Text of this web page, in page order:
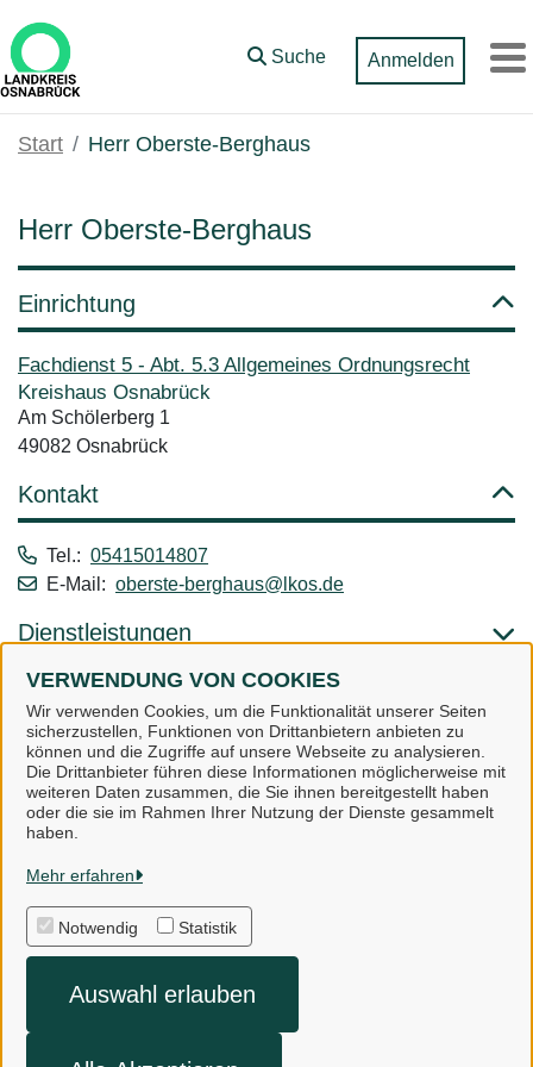
Zum Hauptinhalt springen
VERWENDUNG VON COOKIES
Wir verwenden Cookies, um die Funktionalität unserer Seiten
sicherzustellen, Funktionen von Drittanbietern anbieten zu
können und die Zugriffe auf unsere Webseite zu analysieren.
Die Drittanbieter führen diese Informationen möglicherweise mit
weiteren Daten zusammen, die Sie ihnen bereitgestellt haben
oder die sie im Rahmen Ihrer Nutzung der Dienste gesammelt
haben.
Mehr erfahren
Notwendig Statistik
Auswahl erlauben
Suche Anmelden
Start Herr Oberste-Berghaus
Herr Oberste-Berghaus
Einrichtung
Fachdienst 5 - Abt. 5.3 Allgemeines Ordnungsrecht
Kreishaus Osnabrück
Am Schölerberg 1
49082 Osnabrück
Kontakt
Tel.: 05415014807
E-Mail: oberste-berghaus@lkos.de
Dienstleistungen
Alle zugeordneten Einrichtungen
Landkreis Osnabrück
Alle Rechte vorbehalten